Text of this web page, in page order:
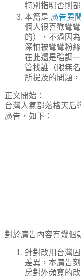
特別指明否則
本篇是 廣告異
個人很喜歡彎
的），不過因
深怕被彎彎粉
在此還是強調
管找誰（限無
所提及的問題
正文開始：
台灣人氣部落格天后
廣告，如下：
對於廣告內容有幾個
針對改用台灣
差異，本廣告
房對外頻寬的改